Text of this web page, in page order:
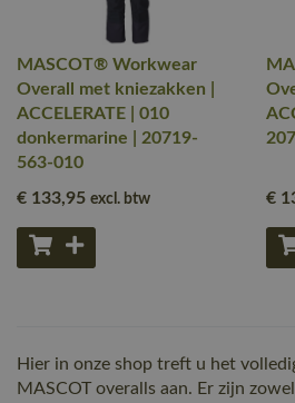
MASCOT® Workwear
Overall met kniezakken |
ACCELERATE | 010
donkermarine | 20719-
563-010
€ 133,95 excl. btw €
Hier in onze shop treft u het
MASCOT overalls aan. Er zijn